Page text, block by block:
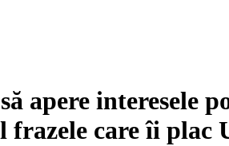
apere interesele
care îi plac